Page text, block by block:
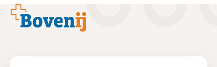
Footer